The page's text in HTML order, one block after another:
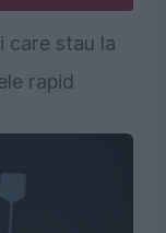
care stau la
rapid